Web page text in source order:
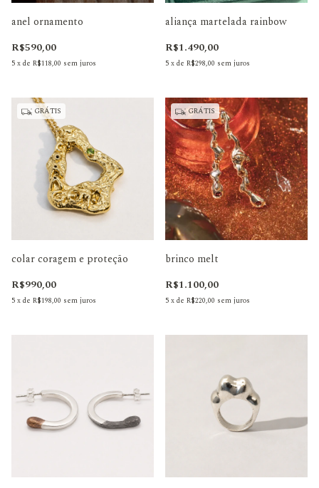
anel ornamento
R$590,00
5xde R$118,00 sem juros
aliança martelada rainbow
R$1.490,00
5xde R$298,00 sem juros
GRÁTIS
colar coragem e proteção
R$990,00
5xde R$198,00 sem juros
GRÁTIS
brinco melt
R$1.100,00
5xde R$220,00 sem juros